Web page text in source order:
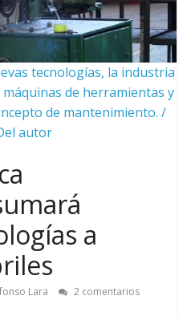
tecnologías, la industria
de herramientas y
de mantenimiento. /
autor
a
Lara 2 comentarios